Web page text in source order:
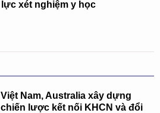
lực xét nghiệm y học
Việt Nam, Australia xây dựng
chiến lược kết nối KHCN và đổi